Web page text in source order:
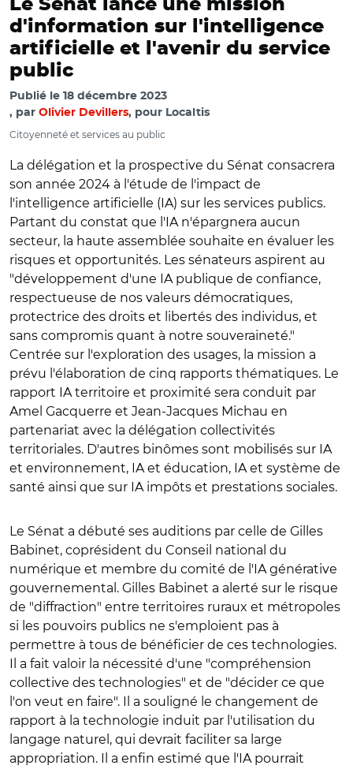
Le Sénat lance une mission
d'information sur l'intelligence
artificielle et l'avenir du service
public
Publié le 18 décembre 2023
par Olivier Devillers, pour Localtis
Citoyenneté et services au public
La délégation et la prospective du Sénat consacrera
son année 2024 à l'étude de l'impact de
l'intelligence artificielle (IA) sur les services publics.
Partant du constat que l'IA n'épargnera aucun
secteur, la haute assemblée souhaite en évaluer les
risques et opportunités. Les sénateurs aspirent au
"développement d'une IA publique de confiance,
respectueuse de nos valeurs démocratiques,
protectrice des droits et libertés des individus, et
sans compromis quant à notre souveraineté."
Centrée sur l'exploration des usages, la mission a
prévu l'élaboration de cinq rapports thématiques. Le
rapport IA territoire et proximité sera conduit par
Amel Gacquerre et Jean-Jacques Michau en
partenariat avec la délégation collectivités
territoriales. D'autres binômes sont mobilisés sur IA
et environnement, IA et éducation, IA et système de
santé ainsi que sur IA impôts et prestations sociales.
Le Sénat a débuté ses auditions par celle de Gilles
Babinet, coprésident du Conseil national du
numérique et membre du comité de l'IA générative
gouvernemental. Gilles Babinet a alerté sur le risque
de "diffraction" entre territoires ruraux et métropoles
si les pouvoirs publics ne s'emploient pas à
permettre à tous de bénéficier de ces technologies.
Il a fait valoir la nécessité d'une "compréhension
collective des technologies" et de "décider ce que
l'on veut en faire". Il a souligné le changement de
rapport à la technologie induit par l'utilisation du
langage naturel, qui devrait faciliter sa large
appropriation. Il a enfin estimé que l'IA pourrait